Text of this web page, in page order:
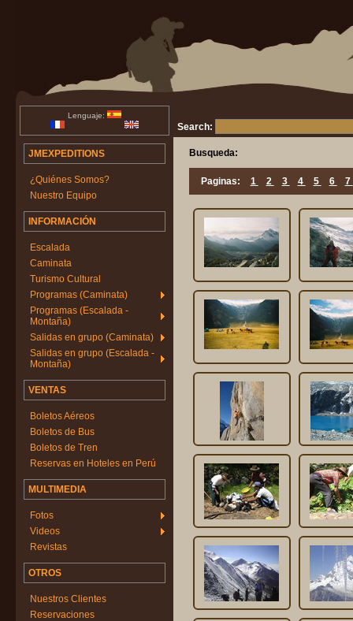
Lenguaje:
JMEXPEDITIONS
¿Quiénes Somos?
Nuestro Equipo
INFORMACIÓN
Escalada
Caminata
Turismo Cultural
Programas (Caminata)
Programas (Escalada -
Montaña)
Salidas en grupo (Caminata)
Salidas en grupo (Escalada -
Montaña)
VENTAS
Boletos Aéreos
Boletos de Bus
Boletos de Tren
Reservas en Hoteles en Perú
MULTIMEDIA
Fotos
Videos
Revistas
OTROS
Nuestros Clientes
Reservaciones
Search:
Busqueda:
Paginas: 1 2 3 4 5 6 7